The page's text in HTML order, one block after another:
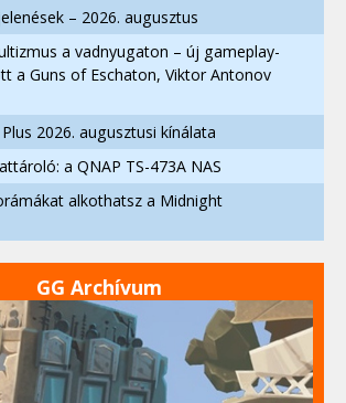
– 2026. augusztus
a vadnyugaton – új gameplay-
a Guns of Eschaton, Viktor Antonov
2026. augusztusi kínálata
a QNAP TS-473A NAS
alkothatsz a Midnight
GG Archívum